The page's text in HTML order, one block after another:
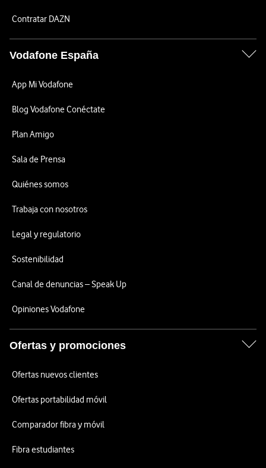
Contratar DAZN
Vodafone España
App Mi Vodafone
Blog Vodafone Conéctate
Plan Amigo
Sala de Prensa
Quiénes somos
Trabaja con nosotros
Legal y regulatorio
Sostenibilidad
Canal de denuncias – Speak Up
Opiniones Vodafone
Ofertas y promociones
Ofertas nuevos clientes
Ofertas portabilidad móvil
Comparador fibra y móvil
Fibra estudiantes